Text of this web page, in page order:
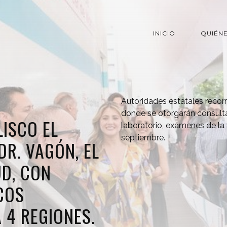
INICIO
EL
VAGÓN, EL
CON
REGIONES.
Autoridades estatales
donde se otorgarán
laboratorio, exámenes de
septiembre.